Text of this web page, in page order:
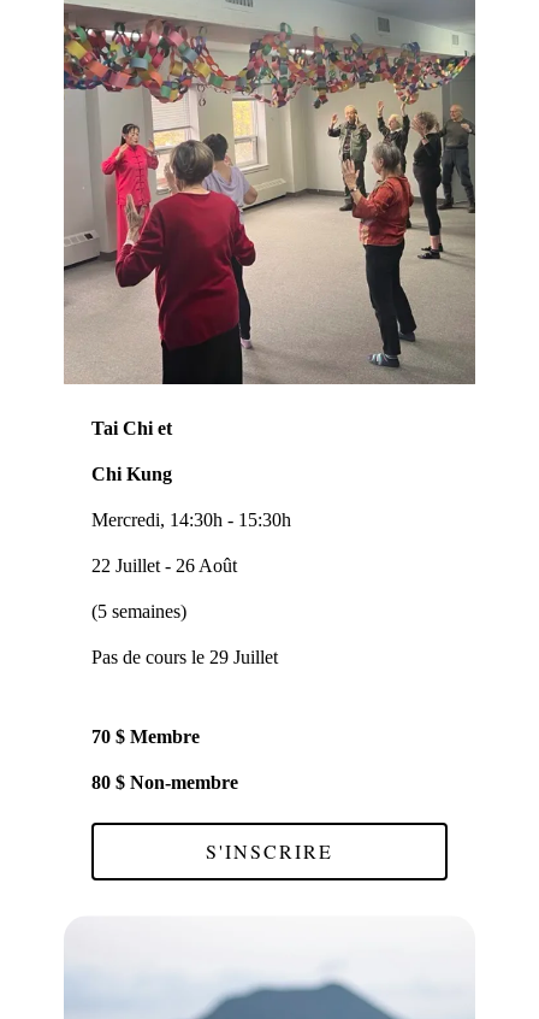
Tai Chi et
Chi Kung
Mercredi, 14:30h - 15:30h
22 Juillet - 26 Août
(5 semaines)
Pas de cours le 29 Juillet
70 $ Membre
80 $ Non-membre
S'INSCRIRE